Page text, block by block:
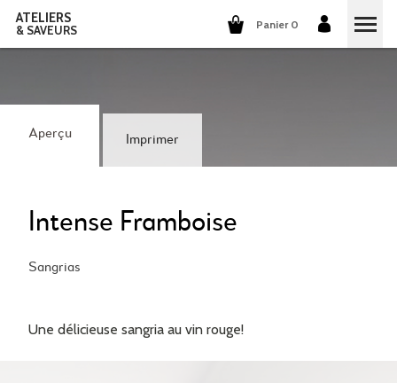
ATELIERS
& SAVEURS Panier 0
COURS DE COCKTAILS
DÉGUSTATIONS DE VINS
GROUPES ET ENTREPRISES
QUI SOMMES-NOUS?
Aperçu Imprimer
Intense Framboise
Sangrias
Une délicieuse sangria au vin rouge!